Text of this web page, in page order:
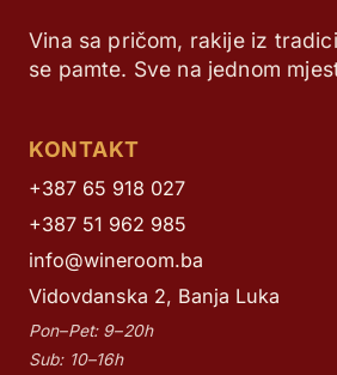
Vina sa pričom, rakije iz
se pamte. Sve na jednom
KONTAKT
+387 65 918 027
+387 51 962 985
info@wineroom.ba
Vidovdanska 2, Banja Luka
Pon–Pet: 9–20h
Sub: 10–16h